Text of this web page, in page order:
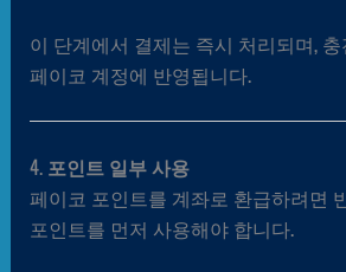
이 단계에서 결제는 즉시 처리되며,
페이코 계정에 반영됩니다.
4. 포인트 일부 사용
페이코 포인트를 계좌로 환급하려면
포인트를 먼저 사용해야 합니다.